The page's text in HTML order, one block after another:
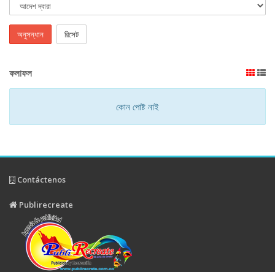
অনুসন্ধান রিসেট
ফলাফল
কোন পোষ্ট নাই
Contáctenos
Publirecreate